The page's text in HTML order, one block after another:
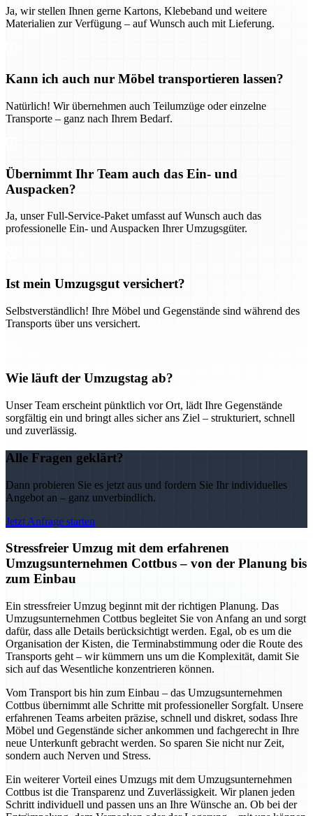
Ja, wir stellen Ihnen gerne Kartons, Klebeband und weitere
Materialien zur Verfügung – auf Wunsch auch mit Lieferung.
Kann ich auch nur Möbel transportieren lassen?
Natürlich! Wir übernehmen auch Teilumzüge oder einzelne
Transporte – ganz nach Ihrem Bedarf.
Übernimmt Ihr Team auch das Ein- und
Auspacken?
Ja, unser Full-Service-Paket umfasst auf Wunsch auch das
professionelle Ein- und Auspacken Ihrer Umzugsgüter.
Ist mein Umzugsgut versichert?
Selbstverständlich! Ihre Möbel und Gegenstände sind während des
Transports über uns versichert.
Wie läuft der Umzugstag ab?
Unser Team erscheint pünktlich vor Ort, lädt Ihre Gegenstände
sorgfältig ein und bringt alles sicher ans Ziel – strukturiert, schnell
und zuverlässig.
Alle Fragen geklärt?
Dann probieren Sie es jetzt aus und fordern Sie Ihr individuelles
Angebot an – ganz unverbindlich.
Jetzt Anfrage starten
Stressfreier Umzug mit dem erfahrenen
Umzugsunternehmen Cottbus – von der Planung bis
zum Einbau
Ein stressfreier Umzug beginnt mit der richtigen Planung. Das
Umzugsunternehmen Cottbus begleitet Sie von Anfang an und sorgt
dafür, dass alle Details berücksichtigt werden. Egal, ob es um die
Organisation der Kisten, die Terminabstimmung oder die Route des
Transports geht – wir kümmern uns um die Komplexität, damit Sie
sich auf das Wesentliche konzentrieren können.
Vom Transport bis hin zum Einbau – das Umzugsunternehmen
Cottbus übernimmt alle Schritte mit professioneller Sorgfalt. Unsere
erfahrenen Teams arbeiten präzise, schnell und diskret, sodass Ihre
Möbel und Gegenstände sicher ankommen und fachgerecht in Ihre
neue Unterkunft gebracht werden. So sparen Sie nicht nur Zeit,
sondern auch Nerven und Stress.
Ein weiterer Vorteil eines Umzugs mit dem Umzugsunternehmen
Cottbus ist die Transparenz und Zuverlässigkeit. Wir planen jeden
Schritt individuell und passen uns an Ihre Wünsche an. Ob bei der